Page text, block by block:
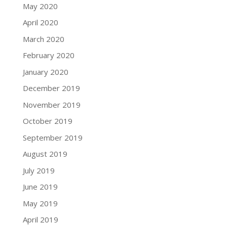
May 2020
April 2020
March 2020
February 2020
January 2020
December 2019
November 2019
October 2019
September 2019
August 2019
July 2019
June 2019
May 2019
April 2019